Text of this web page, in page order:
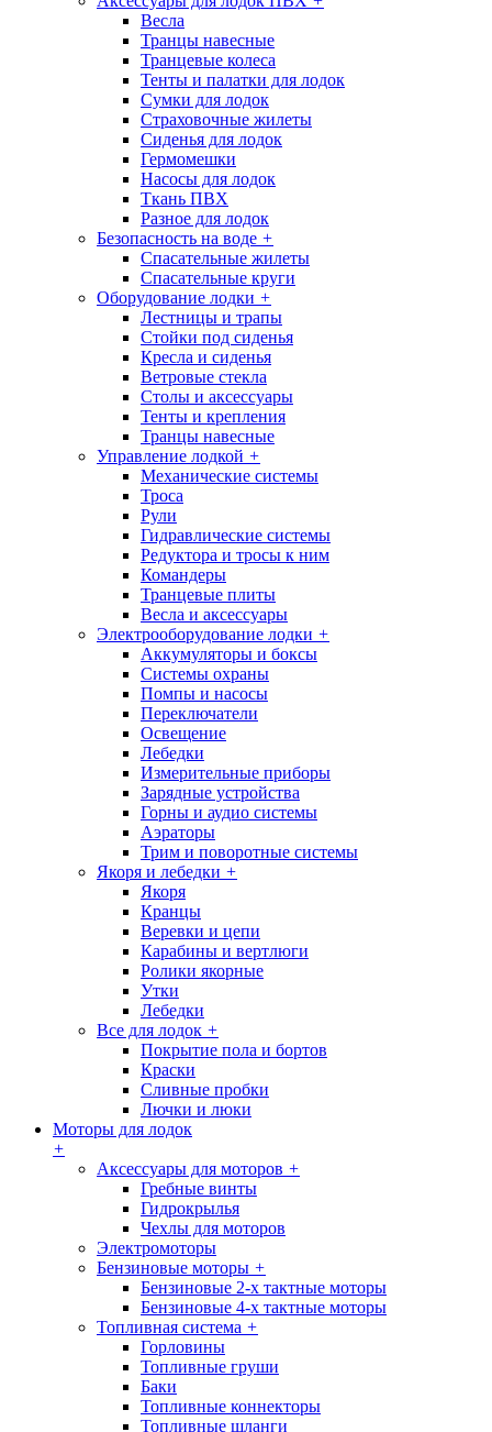
Весла
Транцы навесные
Транцевые колеса
Тенты и палатки для лодок
Сумки для лодок
Страховочные жилеты
Сиденья для лодок
Гермомешки
Насосы для лодок
Ткань ПВХ
Разное для лодок
Безопасность на воде +
Спасательные жилеты
Спасательные круги
Оборудование лодки +
Лестницы и трапы
Стойки под сиденья
Кресла и сиденья
Ветровые стекла
Столы и аксессуары
Тенты и крепления
Транцы навесные
Управление лодкой +
Механические системы
Троса
Рули
Гидравлические системы
Редуктора и тросы к ним
Командеры
Транцевые плиты
Весла и аксессуары
Электрооборудование лодки +
Аккумуляторы и боксы
Системы охраны
Помпы и насосы
Переключатели
Освещение
Лебедки
Измерительные приборы
Зарядные устройства
Горны и аудио системы
Аэраторы
Трим и поворотные системы
Якоря и лебедки +
Якоря
Кранцы
Веревки и цепи
Карабины и вертлюги
Ролики якорные
Утки
Лебедки
Все для лодок +
Покрытие пола и бортов
Краски
Сливные пробки
Лючки и люки
Моторы для лодок
+
Аксессуары для моторов +
Гребные винты
Гидрокрылья
Чехлы для моторов
Электромоторы
Бензиновые моторы +
Бензиновые 2-х тактные моторы
Бензиновые 4-х тактные моторы
Топливная система +
Горловины
Топливные груши
Баки
Топливные коннекторы
Топливные шланги